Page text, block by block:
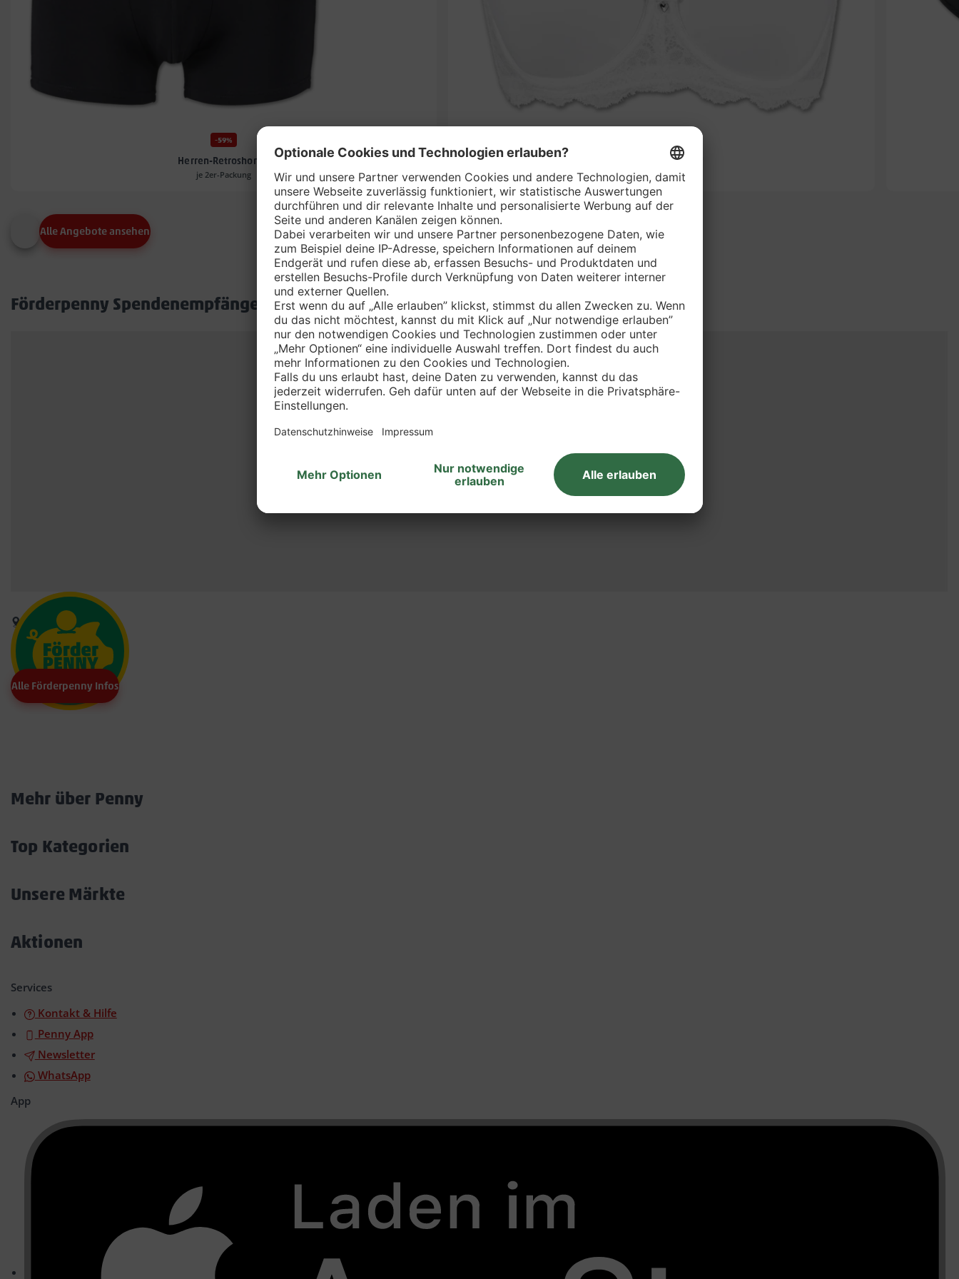
-59%
Herren-Retroshorts*
je 2er-Packung
SAVARIE Bügel-BH*
je Stück
Alle Angebote ansehen
Förderpenny Spendenempfänger in deinem Markt
Alle Förderpenny Infos
Mehr über Penny
Top Kategorien
Unsere Märkte
Aktionen
Services
Kontakt & Hilfe
Penny App
Newsletter
WhatsApp
App